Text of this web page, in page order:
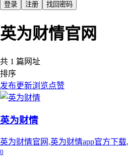
登录 注册 找回密码
英为财情官网
共 1 篇网址
排序
发布更新浏览点赞
英为财情
英为财情官网,英为财情app官方下
0